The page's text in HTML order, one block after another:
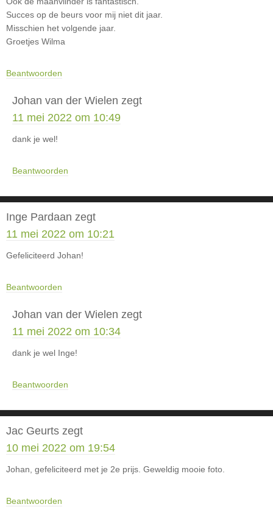
Succes op de beurs voor mij niet dit jaar.
Misschien het volgende jaar.
Groetjes Wilma
Beantwoorden
Johan van der Wielen zegt
11 mei 2022 om 10:49
dank je wel!
Beantwoorden
Inge Pardaan zegt
11 mei 2022 om 10:21
Gefeliciteerd Johan!
Beantwoorden
Johan van der Wielen zegt
11 mei 2022 om 10:34
dank je wel Inge!
Beantwoorden
Jac Geurts zegt
10 mei 2022 om 19:54
Johan, gefeliciteerd met je 2e prijs. Geweldig mooie foto.
Beantwoorden